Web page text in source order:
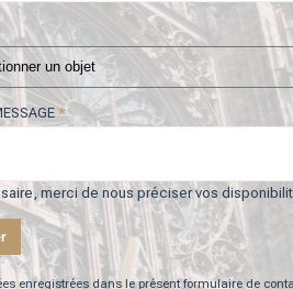
*
merci de nous préciser vos
enregistrées dans le présent formulaire de